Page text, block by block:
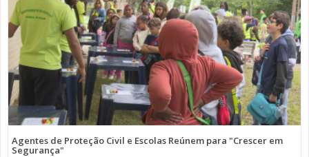
Agentes de Proteção Civil e Escolas Reúnem para "Crescer em
Segurança"